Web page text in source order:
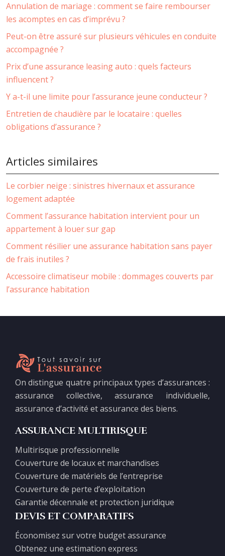
Annulation de mariage : comment se faire rembourser
les acomptes en cas d’imprévu ?
Peut-on être assuré sur plusieurs véhicules en conduite
accompagnée ?
Prix d’une assurance leasing auto : quels facteurs
influencent ?
Y a-t-il une limite pour l’assurance jeune conducteur ?
Entretien de chaudière par le locataire : quelles
obligations d’assurance ?
Articles similaires
Le corbier neige : sinistres hivernaux et assurance
logement adaptée
Comment l’assurance habitation intervient pour un
appartement à louer sur gap
Comment résilier une assurance habitation sans payer
de frais inutiles ?
Accessoire climatiseur mobile : dommages couverts par
l’assurance habitation
On distingue quatre principaux types d’assurances :
assurance collective, assurance individuelle,
assurance d’activité et assurance des biens.
ASSURANCE MULTIRISQUE
Multirisque professionnelle
Couverture de locaux et marchandises
Couverture de matériels de l’entreprise
Couverture de perte d’exploitation
Garantie décennale et protection juridique
DEVIS ET COMPARATIFS
Économisez sur votre budget assurance
Obtenez une estimation express